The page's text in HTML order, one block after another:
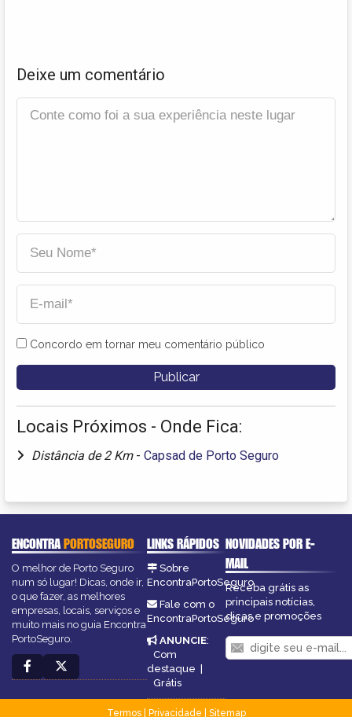
Deixe um comentário
Concordo em tornar meu comentário público
Locais Próximos - Onde Fica:
Distância de 2 Km - Capsad de Porto Seguro
ENCONTRAPORTOSEGURO
O melhor de Porto Seguro
num só lugar! Dicas, onde ir,
o que fazer, as melhores
empresas, locais, serviços e
muito mais no guia Encontra
PortoSeguro.
LINKS RÁPIDOS
Sobre
EncontraPortoSeguro
Fale com o
EncontraPortoSeguro
ANUNCIE:
Com
destaque
Grátis
NOVIDADES POR E-
MAIL
Receba grátis as
principais notícias,
dicas e promoções
Termos| Privacidade
Sitemap